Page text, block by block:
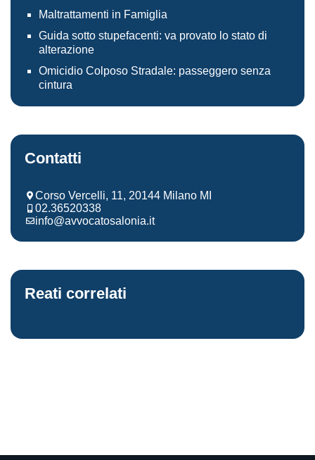
Maltrattamenti in Famiglia
Guida sotto stupefacenti: va provato lo stato di
alterazione
Omicidio Colposo Stradale: passeggero senza
cintura
Contatti
Corso Vercelli, 11, 20144 Milano MI
02.36520338
info@avvocatosalonia.it
Reati correlati